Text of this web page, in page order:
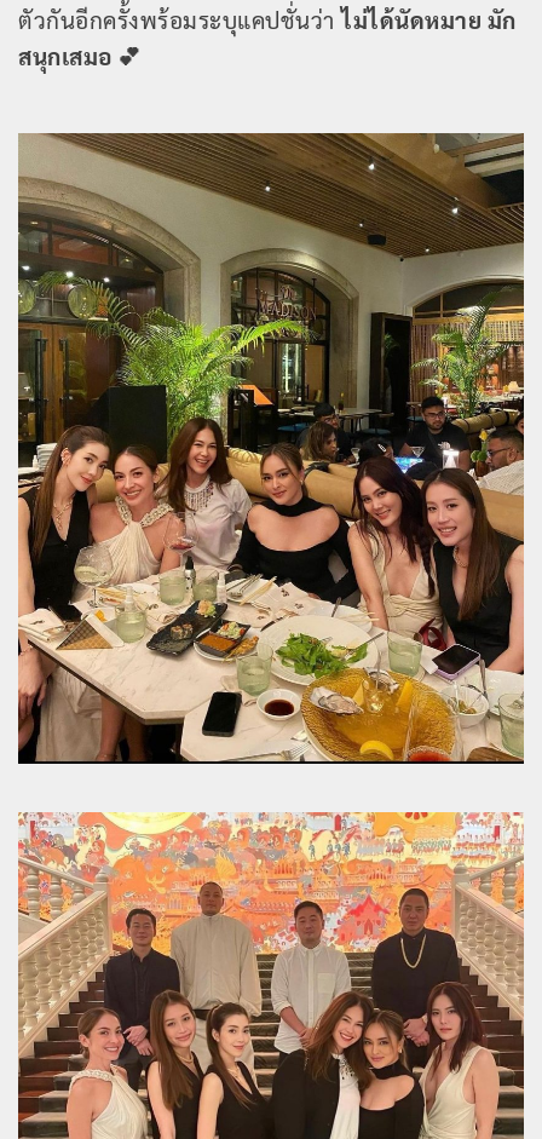
ตัวกันอีกครั้งพร้อมระบุแคปชั่นว่าไม่ได้นัดหมาย มัก
สนุกเสมอ 💕